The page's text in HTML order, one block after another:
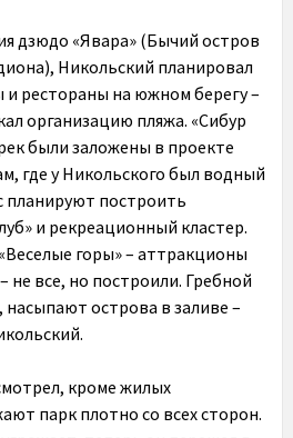
дзюдо «Явара» (Бычий остров
Никольский планировал
и рестораны на южном берегу –
организацию пляжа. «Сибур
были заложены в проекте
где у Никольского был водный
планируют построить
и рекреационный кластер.
горы» – аттракционы
не все, но построили. Гребной
насыпают острова в заливе –
кроме жилых
парк плотно со всех сторон.